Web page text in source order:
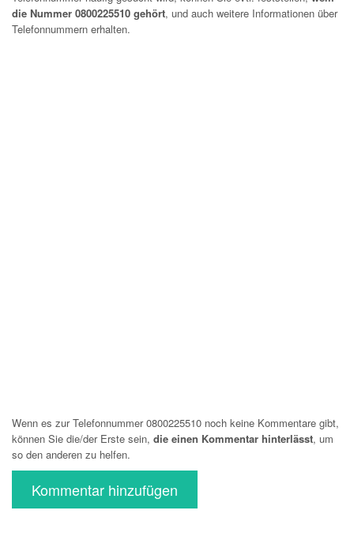
die Nummer 0800225510 gehört, und auch weitere Informationen über
Telefonnummern erhalten.
Wenn es zur Telefonnummer 0800225510 noch keine Kommentare gibt,
können Sie die/der Erste sein, die einen Kommentar hinterlässt, um
so den anderen zu helfen.
Kommentar hinzufügen